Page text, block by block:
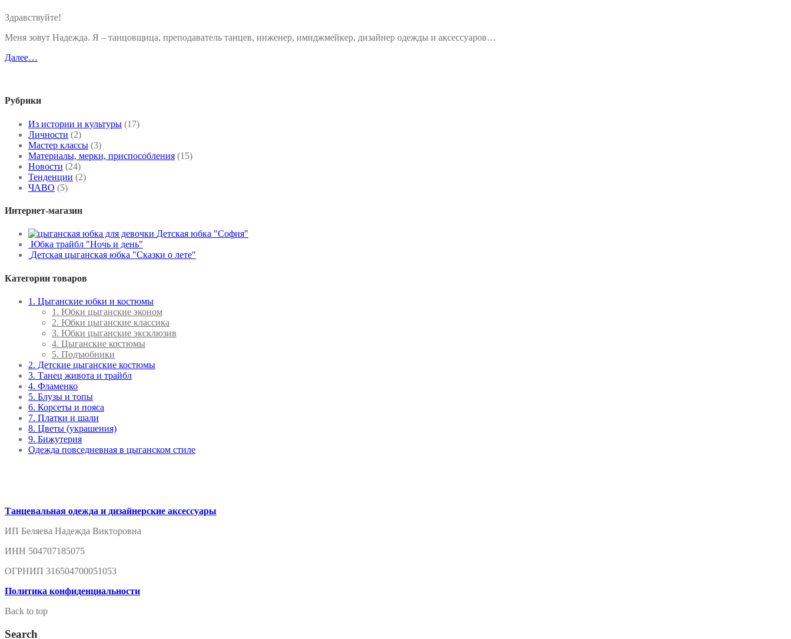
Здравствуйте!
Меня зовут Надежда. Я – танцовщица, преподаватель танцев, инженер, имиджмейкер, дизайнер одежды и аксессуаров…
Далее…
Рубрики
Из истории и культуры (17)
Личности (2)
Мастер классы (3)
Материалы, мерки, приспособления (15)
Новости (24)
Тенденции (2)
ЧАВО (5)
Интернет-магазин
Детская юбка "София"
Юбка трайбл "Ночь и день"
Детская цыганская юбка "Сказки о лете"
Категории товаров
1. Цыганские юбки и костюмы
1. Юбки цыганские эконом
2. Юбки цыганские классика
3. Юбки цыганские эксклюзив
4. Цыганские костюмы
5. Подъюбники
2. Детские цыганские костюмы
3. Танец живота и трайбл
4. Фламенко
5. Блузы и топы
6. Корсеты и пояса
7. Платки и шали
8. Цветы (украшения)
9. Бижутерия
Одежда повседневная в цыганском стиле
Танцевальная одежда и дизайнерские аксессуары
ИП Беляева Надежда Викторовна
ИНН 504707185075
ОГРНИП 316504700051053
Политика конфиденциальности
Back to top
Search